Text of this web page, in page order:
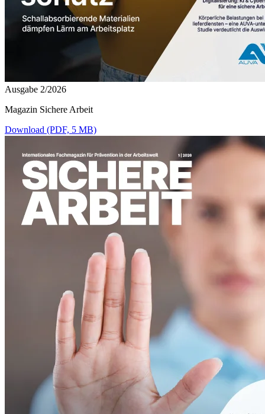
Ausgabe 2/2026
Magazin Sichere Arbeit
Download (PDF, 5 MB)